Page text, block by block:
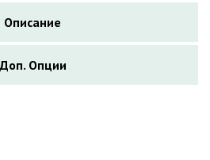
Описание
Доп. Опции